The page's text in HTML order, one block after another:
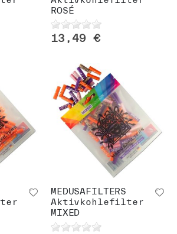
ROSÉ
13,49 €
MEDUSAFILTERS
Aktivkohlefilter
MIXED